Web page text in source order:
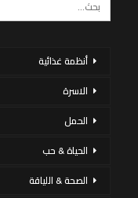
أنظمة غذائية
الاسرة
الحمل
الحياة & حب
الصحة & اللياقة